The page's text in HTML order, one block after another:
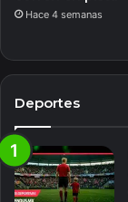
Hace 4 semanas
Deportes